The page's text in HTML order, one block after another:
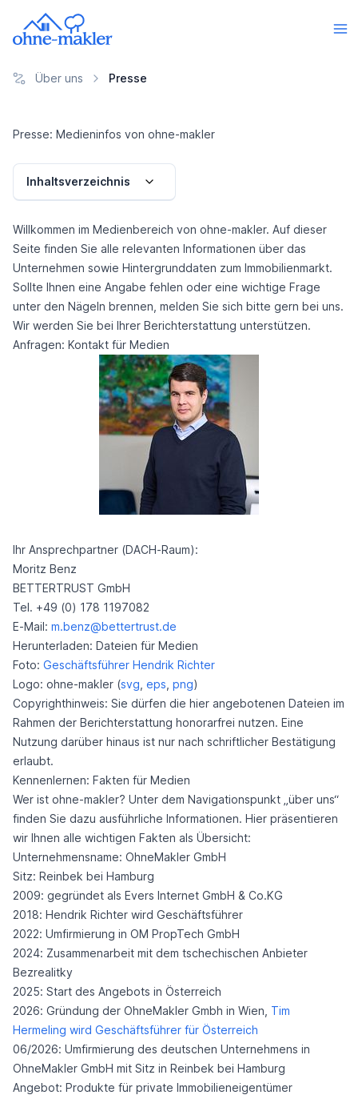
Über uns Presse
Presse: Medieninfos von ohne-makler
Inhaltsverzeichnis
Willkommen im Medienbereich von ohne-makler. Auf dieser
Seite finden Sie alle relevanten Informationen über das
Unternehmen sowie Hintergrunddaten zum Immobilienmarkt.
Sollte Ihnen eine Angabe fehlen oder eine wichtige Frage
unter den Nägeln brennen, melden Sie sich bitte gern bei uns.
Wir werden Sie bei Ihrer Berichterstattung unterstützen.
Anfragen: Kontakt für Medien
Ihr Ansprechpartner (DACH-Raum):
Moritz Benz
BETTERTRUST GmbH
Tel. +49 (0) 178 1197082
E-Mail: m.benz@bettertrust.de
Herunterladen: Dateien für Medien
Foto: Geschäftsführer Hendrik Richter
Logo: ohne-makler (svg eps png)
Copyrighthinweis: Sie dürfen die hier angebotenen Dateien im
Rahmen der Berichterstattung honorarfrei nutzen. Eine
Nutzung darüber hinaus ist nur nach schriftlicher Bestätigung
erlaubt.
Kennenlernen: Fakten für Medien
Wer ist ohne-makler? Unter dem Navigationspunkt „über uns“
finden Sie dazu ausführliche Informationen. Hier präsentieren
wir Ihnen alle wichtigen Fakten als Übersicht:
Unternehmensname: OhneMakler GmbH
Sitz: Reinbek bei Hamburg
2009: gegründet als Evers Internet GmbH & Co.KG
2018: Hendrik Richter wird Geschäftsführer
2022: Umfirmierung in OM PropTech GmbH
2024: Zusammenarbeit mit dem tschechischen Anbieter
Bezrealitky
2025: Start des Angebots in Österreich
2026: Gründung der OhneMakler Gmbh in Wien, Tim
Hermeling wird Geschäftsführer für Österreich
06/2026: Umfirmierung des deutschen Unternehmens in
OhneMakler GmbH mit Sitz in Reinbek bei Hamburg
Angebot: Produkte für private Immobilieneigentümer